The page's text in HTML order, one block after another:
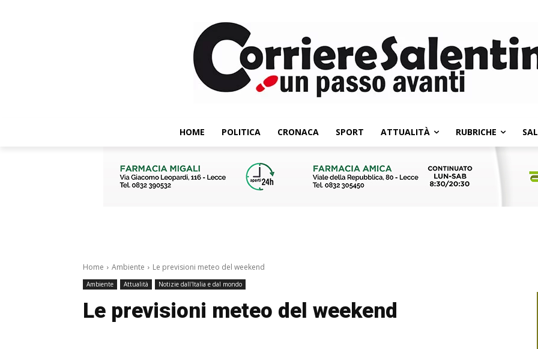
HOME POLITICA CRONACA SPORT ATTUALITÀ RUBRICHE
Home Ambiente Le previsioni meteo del weekend
Ambiente Attualità Notizie dall'Italia e dal mondo
Le previsioni meteo del weekend